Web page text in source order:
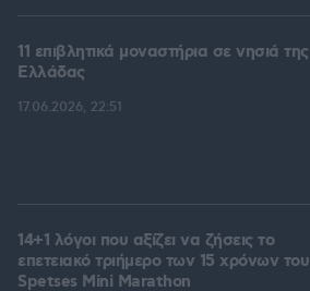
11 επιβλητικά μοναστήρια σε νησιά της
Ελλάδας
17.06.2026, 22:51
14+1 λόγοι που αξίζει να ζήσεις το
επετειακό τριήμερο των 15 χρόνων του
Spetses Mini Marathon